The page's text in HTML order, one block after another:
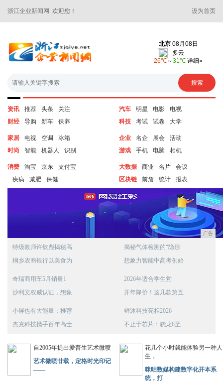
浙江企业新闻网 欢迎您！ 设为首页
资讯 推荐 头条
关注
财经
导购 新车 保养
汽车 明星 电影
电视
科技
考试 试卷 大学
家居 电视 空调
冰箱
时尚
智能 机器人 识别
企业 名企 展会
活动
游戏
手机 电脑 相机
消费 淘宝 京东
支付宝
疾病
减肥 保健
大数据 商业 名片
会议
区块链
前詹 统计 报表
广告
特级教师许钦彪揭秘高
桐乡农商银行以美食为
揭秘气体检测的“隐形
想象力智能中高考创始
奇瑞商用车5月销量1
沙利文权威认证，想象
2026年适合学生党
开年降价！这几款第五
小屏也有大能量：推荐
杰克科技携手百年高士
鲜沐科技亮相2026
不止于芯片：骁龙8至
自2005年提出爱普生艺术微喷
艺术微喷廿载，定格时光印记
——
花几个小时就能体验另一种人
生，
咪咕数媒构建数字化开本系
统，打